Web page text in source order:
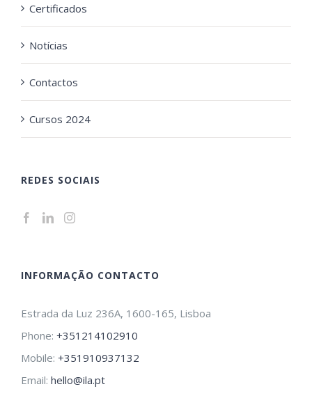
Certificados
Notícias
Contactos
Cursos 2024
REDES SOCIAIS
INFORMAÇÃO CONTACTO
Estrada da Luz 236A, 1600-165, Lisboa
Phone: +351214102910
Mobile: +351910937132
Email: hello@ila.pt